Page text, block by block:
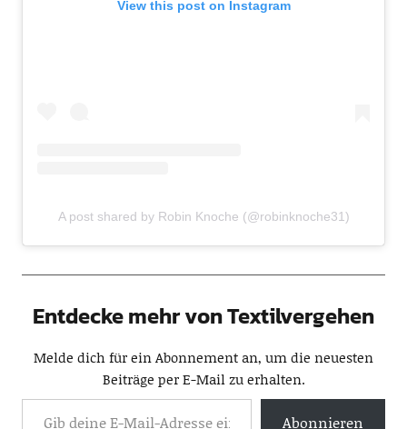
View this post on Instagram
A post shared by Robin Knoche (@robinknoche31)
Entdecke mehr von Textilvergehen
Melde dich für ein Abonnement an, um die neuesten
Beiträge per E-Mail zu erhalten.
Abonnieren